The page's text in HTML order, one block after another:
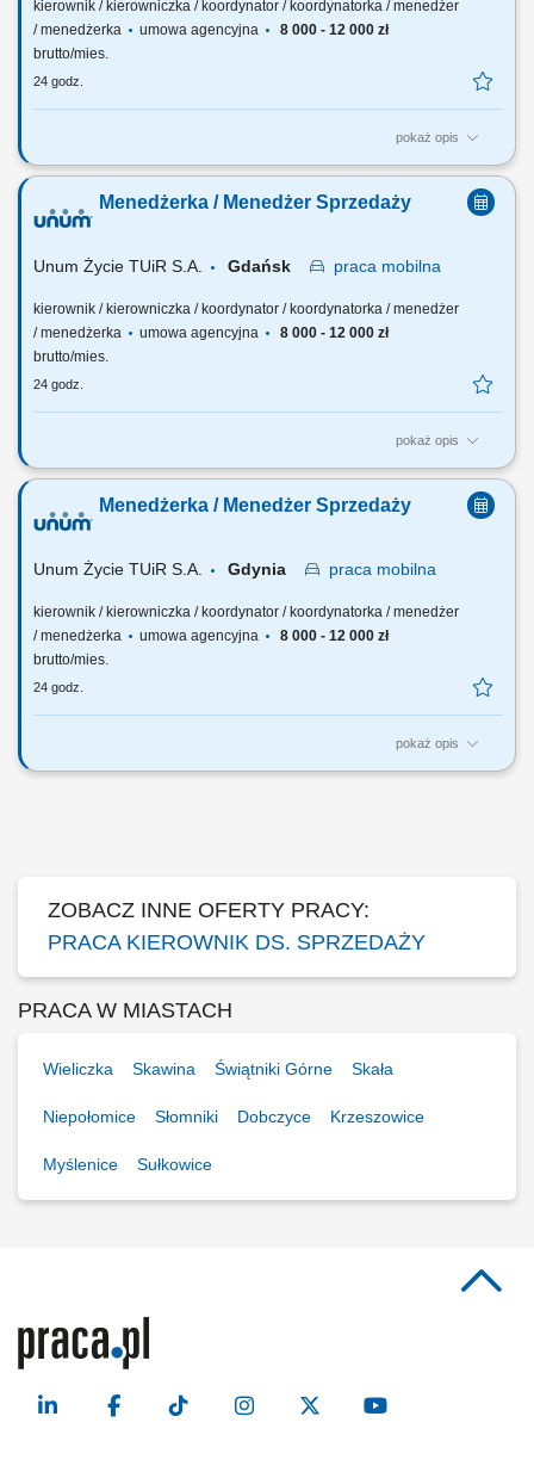
kierownik / kierowniczka / koordynator / koordynatorka / menedżer
/ menedżerka
umowa agencyjna
8 000 - 12 000 zł
brutto/mies.
24 godz.
pokaż opis
Twoja rola: budujesz i rozwijasz zespół sprzedażowy – rekrutujesz,
wdrażasz i wspierasz ludzi, rozwijasz kompetencje zespołu i pracujesz
z jego potencjałem, odpowiadasz za wyniki i sposób ich osiągania,
rozwijasz zespół w oparciu o wzajemne zaufanie i partnerską
Menedżerka / Menedżer Sprzedaży
Unum Życie TUiR S.A. Gdańsk praca mobilna
kierownik / kierowniczka / koordynator / koordynatorka / menedżer
/ menedżerka
umowa agencyjna
8 000 - 12 000 zł
brutto/mies.
24 godz.
pokaż opis
Twoja rola: budujesz i rozwijasz zespół sprzedażowy – rekrutujesz,
wdrażasz i wspierasz ludzi, rozwijasz kompetencje zespołu i pracujesz
z jego potencjałem, odpowiadasz za wyniki i sposób ich osiągania,
rozwijasz zespół w oparciu o wzajemne zaufanie i partnerską
Menedżerka / Menedżer Sprzedaży
Unum Życie TUiR S.A. Gdynia praca mobilna
kierownik / kierowniczka / koordynator / koordynatorka / menedżer
/ menedżerka
umowa agencyjna
8 000 - 12 000 zł
brutto/mies.
24 godz.
pokaż opis
Twoja rola: budujesz i rozwijasz zespół sprzedażowy – rekrutujesz,
ZOBACZ INNE OFERTY PRACY:
PRACA KIEROWNIK DS. SPRZEDAŻY
PRACA W MIASTACH
Wieliczka Skawina Świątniki Górne Skała
Niepołomice Słomniki Dobczyce Krzeszowice
Myślenice Sułkowice